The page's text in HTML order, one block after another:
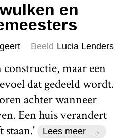
en
Beeld Lucia Lenders
constructie, maar een
dat gedeeld wordt.
achter wanneer
Een huis verandert
Lees meer